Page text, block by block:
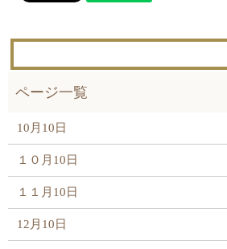
10月10日
１０月10日
１１月10日
12月10日